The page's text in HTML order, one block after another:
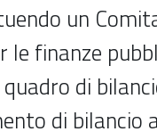
un
le finanze
di
di bilancio